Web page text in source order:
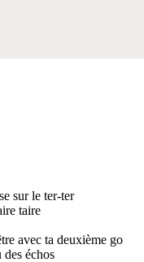
sur le ter-ter
taire
avec ta deuxième go
échos